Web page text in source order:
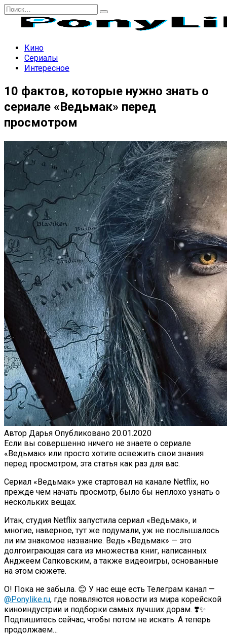
Перейти
содержанию
Search
Кино
Сериалы
Интересное
10 фактов, которые нужно знать о
сериале «Ведьмак» перед
просмотром
Автор Дарья Опубликовано 20.01.2020
Если вы совершенно ничего не знаете о сериале
«Ведьмак» или просто хотите освежить свои знания
перед просмотром, эта статья как раз для вас.
Сериал «Ведьмак» уже стартовал на канале Netflix, но
прежде чем начать просмотр, было бы неплохо узнать о
нескольких вещах.
Итак, студия Netflix запустила сериал «Ведьмак», и
многие, наверное, тут же подумали, уж не послышалось
ли им знакомое название. Ведь «Ведьмак» — это
долгоиграющая сага из множества книг, написанных
Анджеем Сапковским, а также видеоигры, основанные
на этом сюжете.
О! Пока не забыла. 😊 У нас еще есть Телеграм канал —
@Ponylike.ru, где появляются новости из мира корейской
киноиндустрии и подборки самых лучших дорам. ❣️✨
Подпишитесь сейчас, чтобы потом не искать. А теперь
продолжаем…